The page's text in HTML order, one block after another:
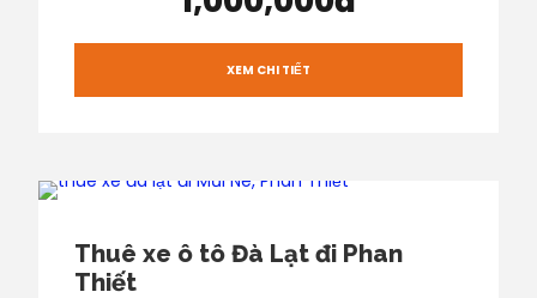
XEM CHI TIẾT
Thuê xe ô tô Đà Lạt đi Phan
Thiết